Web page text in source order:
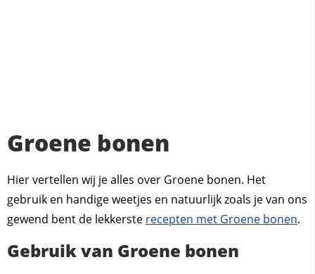
Groene bonen
Hier vertellen wij je alles over Groene bonen. Het
gebruik en handige weetjes en natuurlijk zoals je van ons
gewend bent de lekkerste recepten met Groene bonen.
Gebruik van Groene bonen